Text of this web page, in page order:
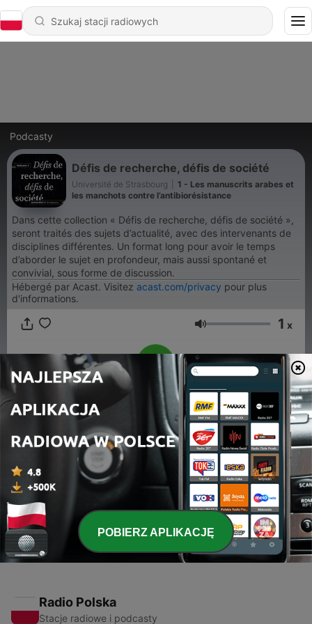
Podcasty
Défis de recherche, défis de société
Université de Strasbourg
1 - Les manuscrits arabes et
les manchots contre l’antibiorésistance
Dans cette collection « Défis de recherche, défis de société »,
seront traités des sujets d’actualité, avec des intervenants de
disciplines différentes. Un format long pour avoir le temps
d’aborder le sujet en profondeur, mais aussi spontané et
convivial, sous forme de discussion.
Hébergé par Acast. Visitez acast.com/privacy pour plus
d'informations.
Głośność 1 x
00:00
Odcinki
-
Les manuscrits arabes et les manchots contre
l’antibiorésistance
15 kwi 2024
Radio Polska
Stacje radiowe i podcasty
POBIERZ APLIKACJĘ